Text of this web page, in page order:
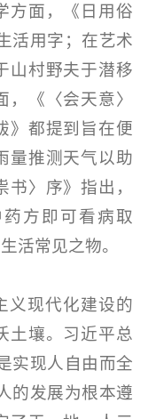
方面，《日用俗
活用字；在艺术
山村野夫于潜移
《〈会天意〉
》都提到旨在便
量推测天气以助
〉序》指出，
方即可看病取
活常见之物。
义现代化建设的
土壤。习近平总
实现人自由而全
的发展为根本遵